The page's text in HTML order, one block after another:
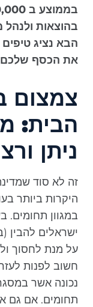
בהוצאות ולנהל
הבא נציג
את הכסף שלכם
צמצום
הבית:
ניתן
זה לא סוד
היקרות ביותר
במגוון תחומים.
ישראלים להבין
על מנת לחסוך
חשוב לפנות
נכונה אשר
תחומים. אם גם